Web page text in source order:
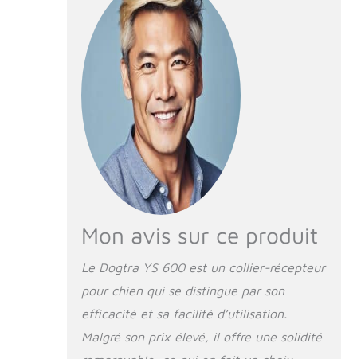
heures Collier-
récepteur étanche
Mon avis sur ce produit
Le Dogtra YS 600 est un collier-récepteur
pour chien qui se distingue par son
efficacité et sa facilité d’utilisation.
Malgré son prix élevé, il offre une solidité